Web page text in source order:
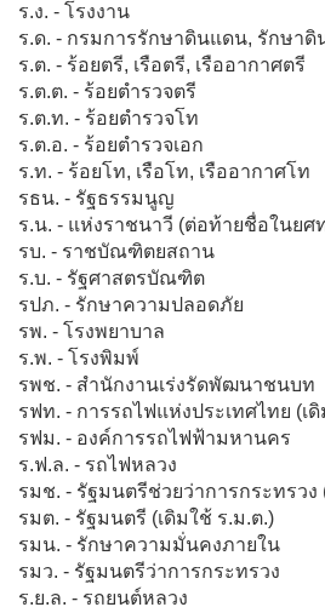
ร.ง. - โรงงาน
ร.ด. - กรมการรักษาดินแดน, รักษาดิ
ร.ต. - ร้อยตรี, เรือตรี, เรืออากาศตรี
ร.ต.ต. - ร้อยตำรวจตรี
ร.ต.ท. - ร้อยตำรวจโท
ร.ต.อ. - ร้อยตำรวจเอก
ร.ท. - ร้อยโท, เรือโท, เรืออากาศโท
รธน. - รัฐธรรมนูญ
ร.น. - แห่งราชนาวี (ต่อท้ายชื่อในยศ
รบ. - ราชบัณฑิตยสถาน
ร.บ. - รัฐศาสตรบัณฑิต
รปภ. - รักษาความปลอดภัย
รพ. - โรงพยาบาล
ร.พ. - โรงพิมพ์
รพช. - สำนักงานเร่งรัดพัฒนาชนบท
รฟท. - การรถไฟแห่งประเทศไทย (เ
รฟม. - องค์การรถไฟฟ้ามหานคร
ร.ฟ.ล. - รถไฟหลวง
รมช. - รัฐมนตรีช่วยว่าการกระทรวง
รมต. - รัฐมนตรี (เดิมใช้ ร.ม.ต.)
รมน. - รักษาความมั่นคงภายใน
รมว. - รัฐมนตรีว่าการกระทรวง
ร.ย.ล. - รถยนต์หลวง